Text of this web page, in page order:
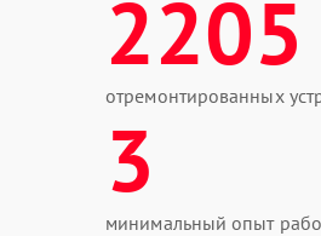
2205
отремонтированных
3
минимальный опыт